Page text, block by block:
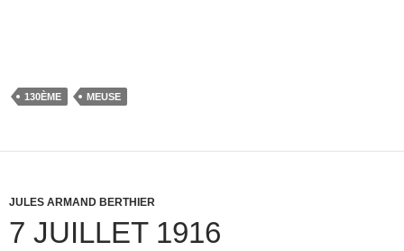
130ÈME MEUSE
JULES ARMAND BERTHIER
7 JUILLET 1916